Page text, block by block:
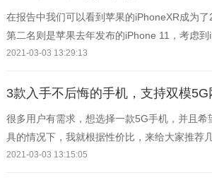
在报告中我们可以看到苹果的iPhoneXR成为
第二名则是苹果去年发布的iPhone 11，考虑
了不少人的预期；三、四、五名则是来自三星
2021-03-03 13:29:13
3款入手不后悔的手机，支持双模
很多用户有需求，想选择一款5G手机，并且
具的情况下，我就根据性价比，来给大家推荐
2021-03-03 13:15:05